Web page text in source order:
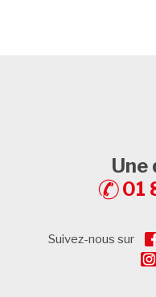
Une
01
Suivez-nous sur